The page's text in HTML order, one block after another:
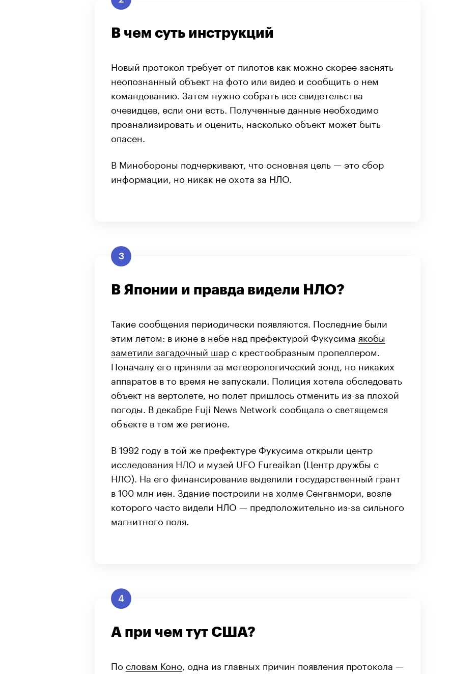
В чем суть инструкций
Новый протокол требует от пилотов как можно скорее заснять
неопознанный объект на фото или видео и сообщить о нем
командованию. Затем нужно собрать все свидетельства
очевидцев, если они есть. Полученные данные необходимо
проанализировать и оценить, насколько объект может быть
опасен.
В Минобороны подчеркивают, что основная цель — это сбор
информации, но никак не охота за НЛО.
3
В Японии и правда видели НЛО?
Такие сообщения периодически появляются. Последние были
этим летом: в июне в небе над префектурой Фукусима якобы
заметили загадочный шар с крестообразным пропеллером.
Поначалу его приняли за метеорологический зонд, но никаких
аппаратов в то время не запускали. Полиция хотела обследовать
объект на вертолете, но полет пришлось отменить из-за плохой
погоды. В декабре Fuji News Network сообщала о светящемся
объекте в том же регионе.
В 1992 году в той же префектуре Фукусима открыли центр
исследования НЛО и музей UFO Fureaikan (Центр дружбы с
НЛО). На его финансирование выделили государственный грант
в 100 млн иен. Здание построили на холме Сенганмори, возле
которого часто видели НЛО — предположительно из-за сильного
магнитного поля.
4
А при чем тут США?
По словам Коно , одна из главных причин появления протокола —